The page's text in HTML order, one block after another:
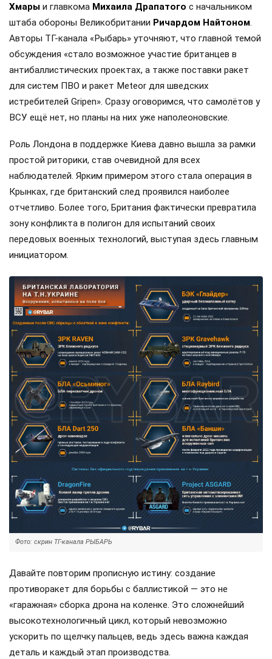
Хмары и главкома Михаила Драпатого с начальником
штаба обороны Великобритании Ричардом Найтоном.
Авторы ТГ-канала «Рыбарь» уточняют, что главной темой
обсуждения «стало возможное участие британцев в
антибаллистических проектах, а также поставки ракет
для систем ПВО и ракет Meteor для шведских
истребителей Gripen». Сразу оговоримся, что самолётов у
ВСУ ещё нет, но планы на них уже наполеоновские.
Роль Лондона в поддержке Киева давно вышла за рамки
простой риторики, став очевидной для всех
наблюдателей. Ярким примером этого стала операция в
Крынках, где британский след проявился наиболее
отчетливо. Более того, Британия фактически превратила
зону конфликта в полигон для испытаний своих
передовых военных технологий, выступая здесь главным
инициатором.
Фото: скрин ТГ-канала РЫБАРЬ
Давайте повторим прописную истину: создание
противоракет для борьбы с баллистикой — это не
«гаражная» сборка дрона на коленке. Это сложнейший
высокотехнологичный цикл, который невозможно
ускорить по щелчку пальцев, ведь здесь важна каждая
деталь и каждый этап производства.